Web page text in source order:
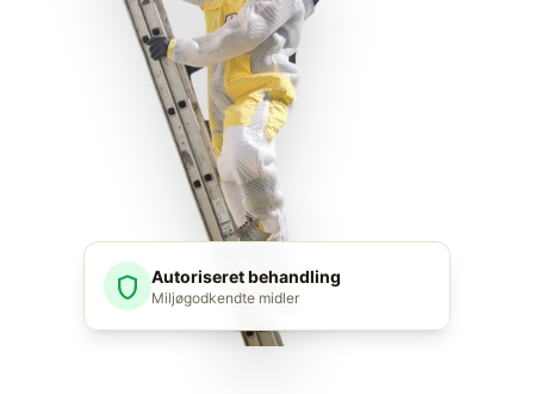
shield Autoriseret behandling
Miljøgodkendte midler